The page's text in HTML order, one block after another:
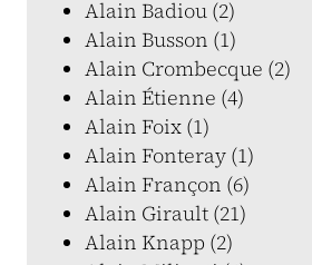
Alain Badiou (2)
Alain Busson (1)
Alain Crombecque (2)
Alain Étienne (4)
Alain Foix (1)
Alain Fonteray (1)
Alain Françon (6)
Alain Girault (21)
Alain Knapp (2)